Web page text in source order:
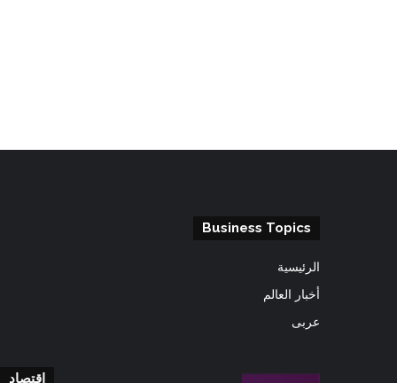
Business Topics
الرئيسية
أخبار العالم
عربى
اقتصاد